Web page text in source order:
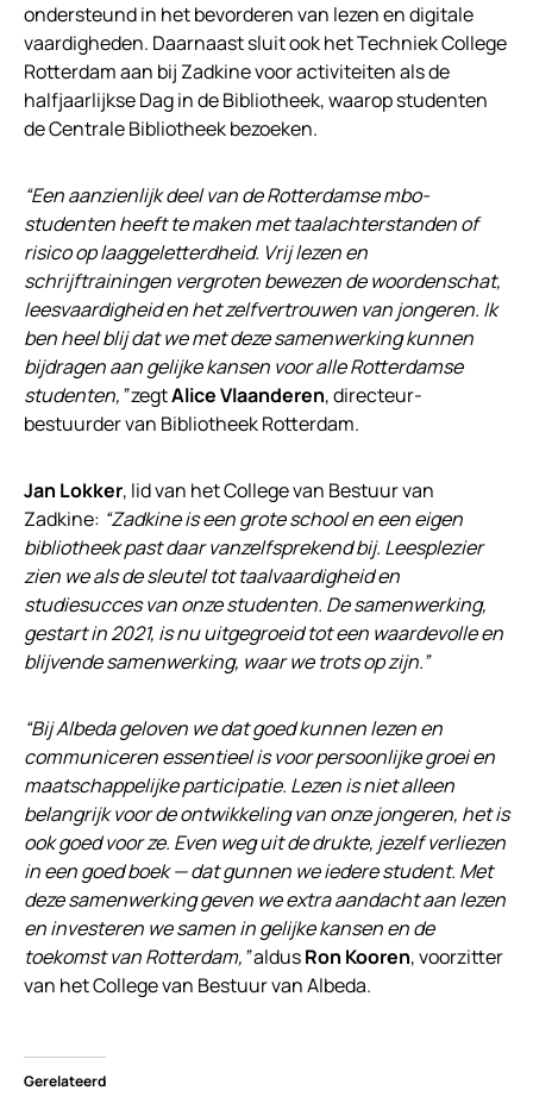
ondersteund in het bevorderen van lezen en digitale
vaardigheden. Daarnaast sluit ook het Techniek College
Rotterdam aan bij Zadkine voor activiteiten als de
halfjaarlijkse Dag in de Bibliotheek, waarop studenten
de Centrale Bibliotheek bezoeken.
“Een aanzienlijk deel van de Rotterdamse mbo-
studenten heeft te maken met taalachterstanden of
risico op laaggeletterdheid. Vrij lezen en
schrijftrainingen vergroten bewezen de woordenschat,
leesvaardigheid en het zelfvertrouwen van jongeren. Ik
ben heel blij dat we met deze samenwerking kunnen
bijdragen aan gelijke kansen voor alle Rotterdamse
studenten,”zegtAlice Vlaanderen, directeur-
bestuurder van Bibliotheek Rotterdam.
Jan Lokker, lid van het College van Bestuur van
Zadkine: “Zadkine is een grote school en een eigen
bibliotheek past daar vanzelfsprekend bij. Leesplezier
zien we als de sleutel tot taalvaardigheid en
studiesucces van onze studenten. De samenwerking,
gestart in 2021, is nu uitgegroeid tot een waardevolle en
blijvende samenwerking, waar we trots op zijn.”
“Bij Albeda geloven we dat goed kunnen lezen en
communiceren essentieel is voor persoonlijke groei en
maatschappelijke participatie. Lezen is niet alleen
belangrijk voor de ontwikkeling van onze jongeren, het is
ook goed voor ze. Even weg uit de drukte, jezelf verliezen
in een goed boek — dat gunnen we iedere student. Met
deze samenwerking geven we extra aandacht aan lezen
en investeren we samen in gelijke kansen en de
toekomst van Rotterdam,”aldusRon Kooren, voorzitter
van het College van Bestuur van Albeda.
Gerelateerd